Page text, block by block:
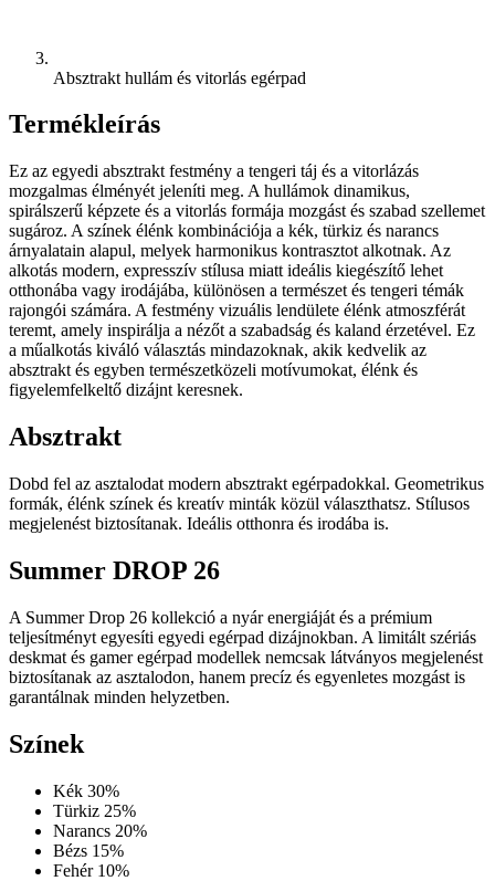
Absztrakt hullám és vitorlás egérpad
Termékleírás
Ez az egyedi absztrakt festmény a tengeri táj és a vitorlázás
mozgalmas élményét jeleníti meg. A hullámok dinamikus,
spirálszerű képzete és a vitorlás formája mozgást és szabad szellemet
sugároz. A színek élénk kombinációja a kék, türkiz és narancs
árnyalatain alapul, melyek harmonikus kontrasztot alkotnak. Az
alkotás modern, expresszív stílusa miatt ideális kiegészítő lehet
otthonába vagy irodájába, különösen a természet és tengeri témák
rajongói számára. A festmény vizuális lendülete élénk atmoszférát
teremt, amely inspirálja a nézőt a szabadság és kaland érzetével. Ez
a műalkotás kiváló választás mindazoknak, akik kedvelik az
absztrakt és egyben természetközeli motívumokat, élénk és
figyelemfelkeltő dizájnt keresnek.
Absztrakt
Dobd fel az asztalodat modern absztrakt egérpadokkal. Geometrikus
formák, élénk színek és kreatív minták közül választhatsz. Stílusos
megjelenést biztosítanak. Ideális otthonra és irodába is.
Summer DROP 26
A Summer Drop 26 kollekció a nyár energiáját és a prémium
teljesítményt egyesíti egyedi egérpad dizájnokban. A limitált szériás
deskmat és gamer egérpad modellek nemcsak látványos megjelenést
biztosítanak az asztalodon, hanem precíz és egyenletes mozgást is
garantálnak minden helyzetben.
Színek
Kék 30%
Türkiz 25%
Narancs 20%
Bézs 15%
Fehér 10%